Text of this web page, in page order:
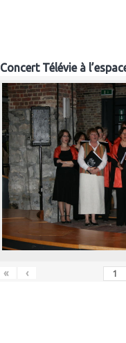
Concert Télévie à
« ‹